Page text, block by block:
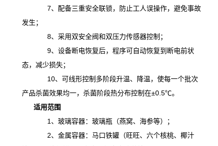
7、配备三重安全联锁，防止工人误操作，避免事故
发生；
8、采用双安全阀和双压力传感器控制；
9、设备断电恢复后，程序可自动恢复到断电前状
态，减少损失；
10、可线形控制多阶段升温、降温， 使每一个批次
产品杀菌效果均一，杀菌阶段热分布控制在±0.5℃。
适用范围
1、玻璃容器：玻璃瓶（燕窝、海参等）；
2、金属容器：马口铁罐（旺旺、六个核桃、椰汁